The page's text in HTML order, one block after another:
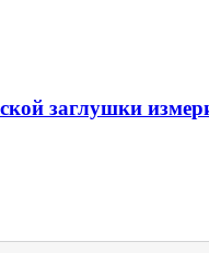
заглушки